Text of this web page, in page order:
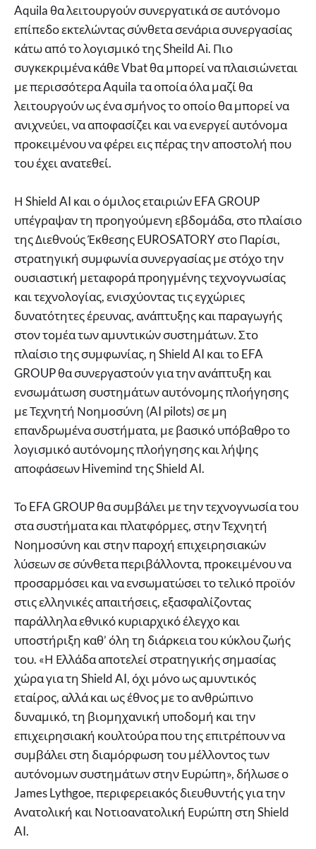
Aquila θα λειτουργούν συνεργατικά σε αυτόνομο
επίπεδο εκτελώντας σύνθετα σενάρια συνεργασίας
κάτω από το λογισμικό της Sheild Ai. Πιο
συγκεκριμένα κάθε Vbat θα μπορεί να πλαισιώνεται
με περισσότερα Aquila τα οποία όλα μαζί θα
λειτουργούν ως ένα σμήνος το οποίο θα μπορεί να
ανιχνεύει, να αποφασίζει και να ενεργεί αυτόνομα
προκειμένου να φέρει εις πέρας την αποστολή που
του έχει ανατεθεί.
Η Shield AI και ο όμιλος εταιριών EFA GROUP
υπέγραψαν τη προηγούμενη εβδομάδα, στο πλαίσιο
της Διεθνούς Έκθεσης ΕUROSATORY στο Παρίσι,
στρατηγική συμφωνία συνεργασίας με στόχο την
ουσιαστική μεταφορά προηγμένης τεχνογνωσίας
και τεχνολογίας, ενισχύοντας τις εγχώριες
δυνατότητες έρευνας, ανάπτυξης και παραγωγής
στον τομέα των αμυντικών συστημάτων. Στο
πλαίσιο της συμφωνίας, η Shield AI και το EFA
GROUP θα συνεργαστούν για την ανάπτυξη και
ενσωμάτωση συστημάτων αυτόνομης πλοήγησης
με Τεχνητή Νοημοσύνη (AI pilots) σε μη
επανδρωμένα συστήματα, με βασικό υπόβαθρο το
λογισμικό αυτόνομης πλοήγησης και λήψης
αποφάσεων Hivemind της Shield AI.
Το EFA GROUP θα συμβάλει με την τεχνογνωσία του
στα συστήματα και πλατφόρμες, στην Τεχνητή
Νοημοσύνη και στην παροχή επιχειρησιακών
λύσεων σε σύνθετα περιβάλλοντα, προκειμένου να
προσαρμόσει και να ενσωματώσει το τελικό προϊόν
στις ελληνικές απαιτήσεις, εξασφαλίζοντας
παράλληλα εθνικό κυριαρχικό έλεγχο και
υποστήριξη καθ’ όλη τη διάρκεια του κύκλου ζωής
του. «Η Ελλάδα αποτελεί στρατηγικής σημασίας
χώρα για τη Shield AI, όχι μόνο ως αμυντικός
εταίρος, αλλά και ως έθνος με το ανθρώπινο
δυναμικό, τη βιομηχανική υποδομή και την
επιχειρησιακή κουλτούρα που της επιτρέπουν να
συμβάλει στη διαμόρφωση του μέλλοντος των
αυτόνομων συστημάτων στην Ευρώπη», δήλωσε ο
James Lythgoe, περιφερειακός διευθυντής για την
Ανατολική και Νοτιοανατολική Ευρώπη στη Shield
AI.